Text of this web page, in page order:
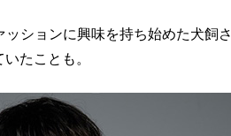
ションに興味を持ち始めた犬飼さ
たことも。